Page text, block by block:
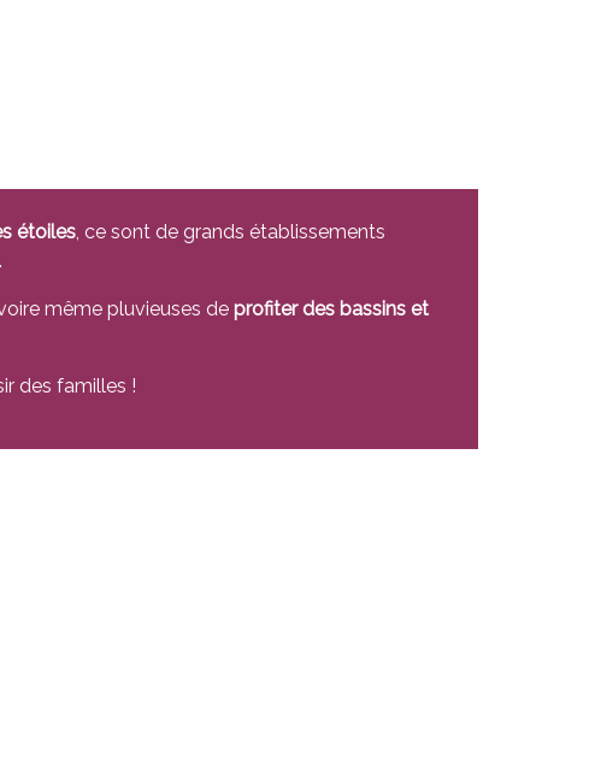
étoiles, ce sont de grands établissements
même pluvieuses de profiter des bassins et
des familles !